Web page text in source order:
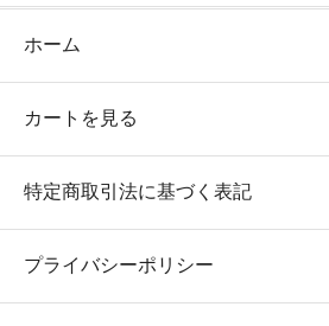
ホーム
カートを見る
特定商取引法に基づく表記
プライバシーポリシー